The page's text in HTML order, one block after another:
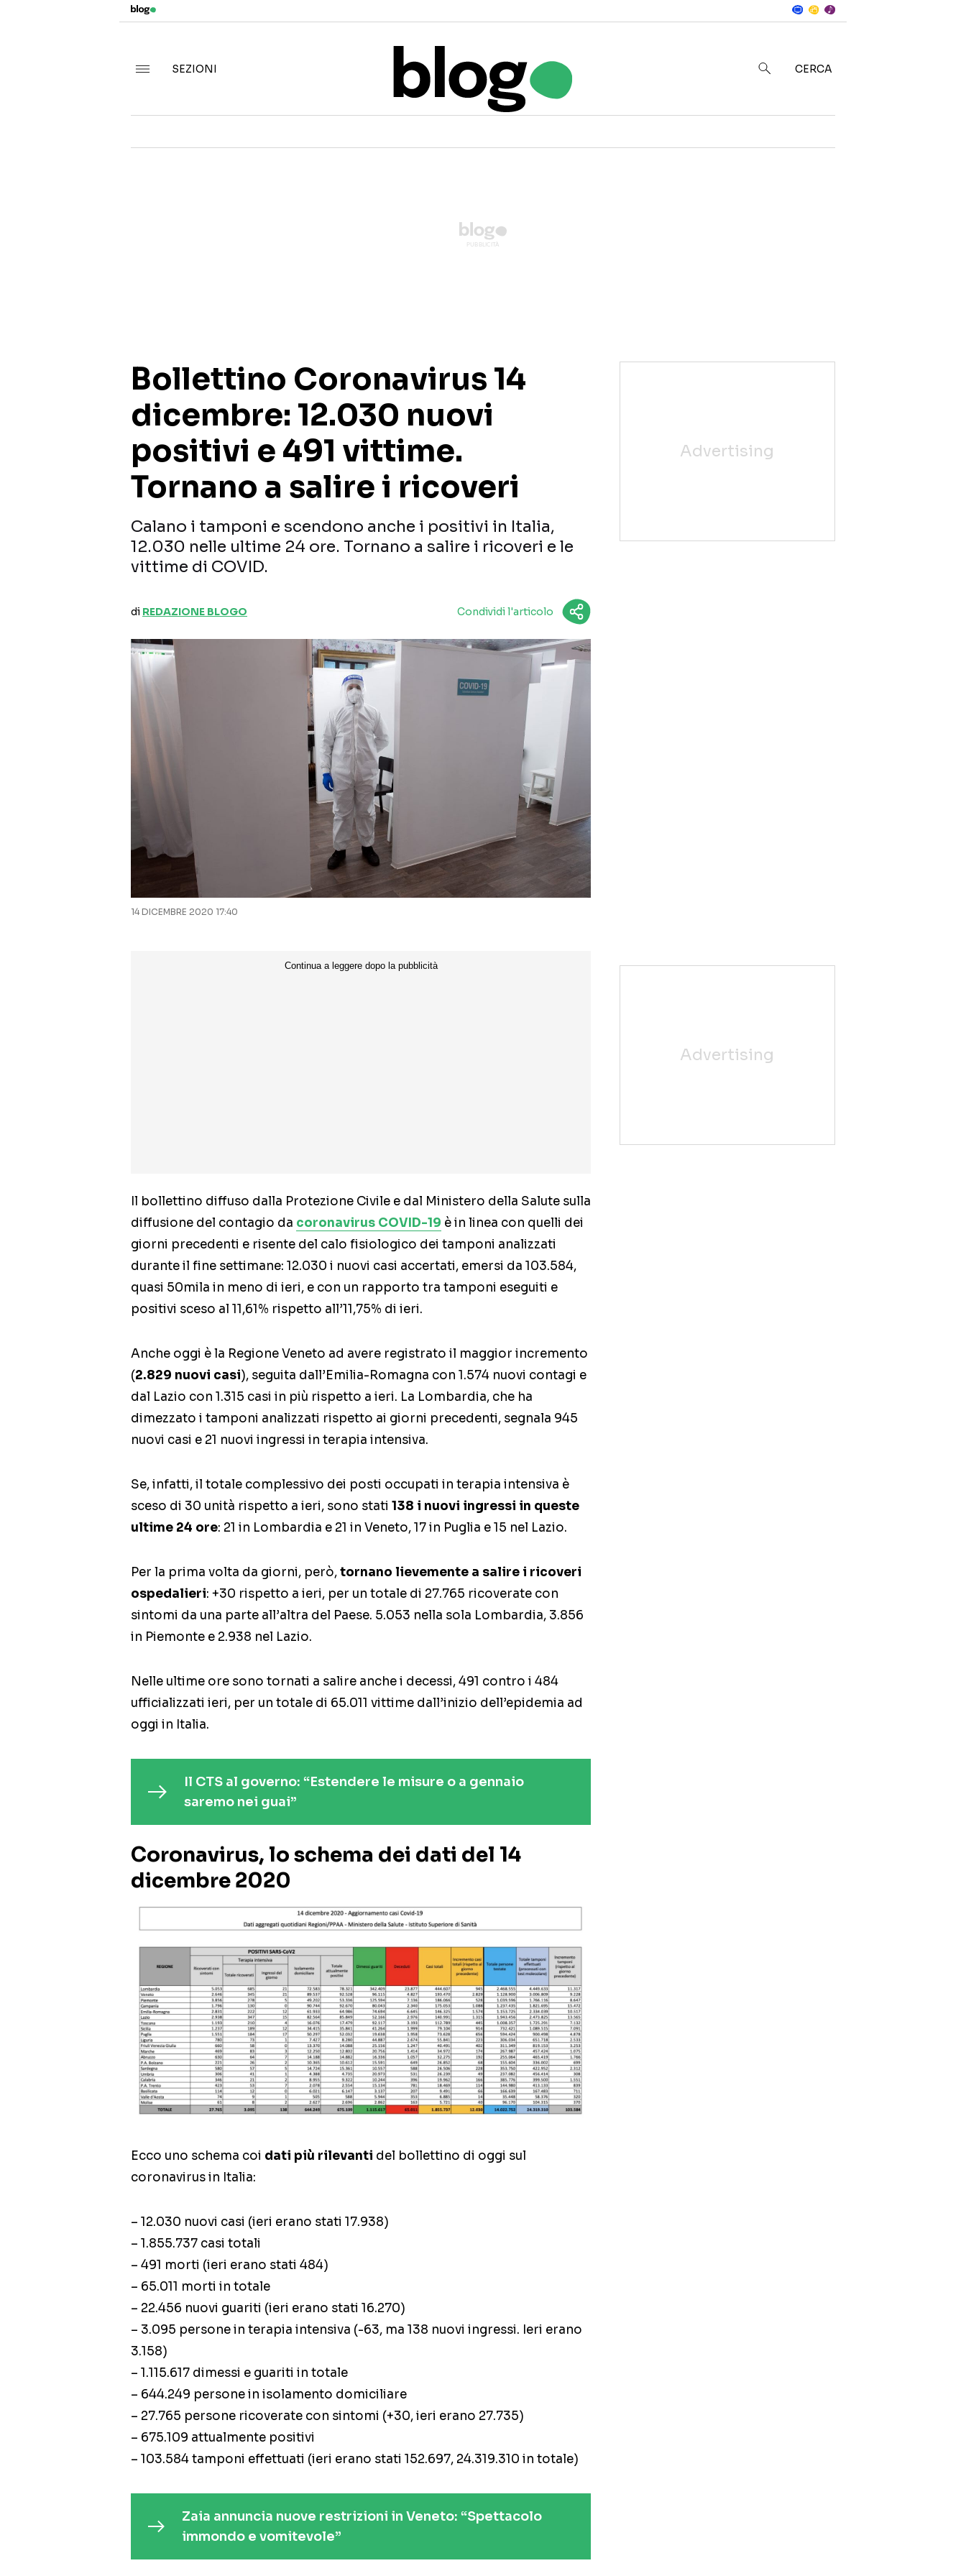
SEZIONI
CERCA
Bollettino Coronavirus 14
dicembre: 12.030 nuovi
positivi e 491 vittime.
Tornano a salire i ricoveri
Calano i tamponi e scendono anche i positivi in Italia,
12.030 nelle ultime 24 ore. Tornano a salire i ricoveri e le
vittime di COVID.
di REDAZIONE BLOGO Condividi l'articolo
14 DICEMBRE 2020 17:40
Il bollettino diffuso dalla Protezione Civile e dal Ministero della Salute sulla
diffusione del contagio da coronavirus COVID-19 è in linea con quelli dei
giorni precedenti e risente del calo fisiologico dei tamponi analizzati
durante il fine settimane: 12.030 i nuovi casi accertati, emersi da 103.584,
quasi 50mila in meno di ieri, e con un rapporto tra tamponi eseguiti e
positivi sceso al 11,61% rispetto all’11,75% di ieri.
Anche oggi è la Regione Veneto ad avere registrato il maggior incremento
(2.829 nuovi casi), seguita dall’Emilia-Romagna con 1.574 nuovi contagi e
dal Lazio con 1.315 casi in più rispetto a ieri. La Lombardia, che ha
dimezzato i tamponi analizzati rispetto ai giorni precedenti, segnala 945
nuovi casi e 21 nuovi ingressi in terapia intensiva.
Se, infatti, il totale complessivo dei posti occupati in terapia intensiva è
sceso di 30 unità rispetto a ieri, sono stati 138 i nuovi ingressi in queste
ultime 24 ore: 21 in Lombardia e 21 in Veneto, 17 in Puglia e 15 nel Lazio.
Per la prima volta da giorni, però,tornano lievemente a salire i ricoveri
ospedalieri: +30 rispetto a ieri, per un totale di 27.765 ricoverate con
sintomi da una parte all’altra del Paese. 5.053 nella sola Lombardia, 3.856
in Piemonte e 2.938 nel Lazio.
Nelle ultime ore sono tornati a salire anche i decessi, 491 contro i 484
ufficializzati ieri, per un totale di 65.011 vittime dall’inizio dell’epidemia ad
oggi in Italia.
Il CTS al governo: “Estendere le misure o a gennaio
saremo nei guai”
Coronavirus, lo schema dei dati del 14
dicembre 2020
Ecco uno schema coi dati più rilevanti del bollettino di oggi sul
coronavirus in Italia:
– 12.030 nuovi casi (ieri erano stati 17.938)
– 1.855.737 casi totali
– 491 morti (ieri erano stati 484)
– 65.011 morti in totale
– 22.456 nuovi guariti (ieri erano stati 16.270)
– 3.095 persone in terapia intensiva (-63, ma 138 nuovi ingressi. Ieri erano
3.158)
– 1.115.617 dimessi e guariti in totale
– 644.249 persone in isolamento domiciliare
– 27.765 persone ricoverate con sintomi (+30, ieri erano 27.735)
– 675.109 attualmente positivi
– 103.584 tamponi effettuati (ieri erano stati 152.697, 24.319.310 in totale)
Zaia annuncia nuove restrizioni in Veneto: “Spettacolo
immondo e vomitevole”